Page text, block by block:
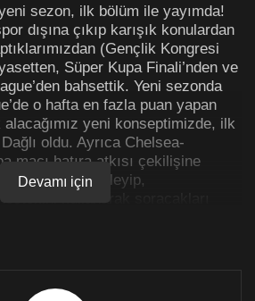
sezon, ilk bölüm ile yayımda!
dışına çıkıp karışık konulardan
(Gençlik Kongresi
Süper Kupa Finali’nden ve
bahsettik. Yeni sezonda
o hafta en fazla puan yapan
alacağımız yeni konseptimizde, ilk
oldu. Ayrıca Chelsea-
maçı hatıra atkısı çekilişine
programı dinleyip,
Devamı için